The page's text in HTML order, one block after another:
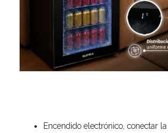
Encendido electrónico, conectar